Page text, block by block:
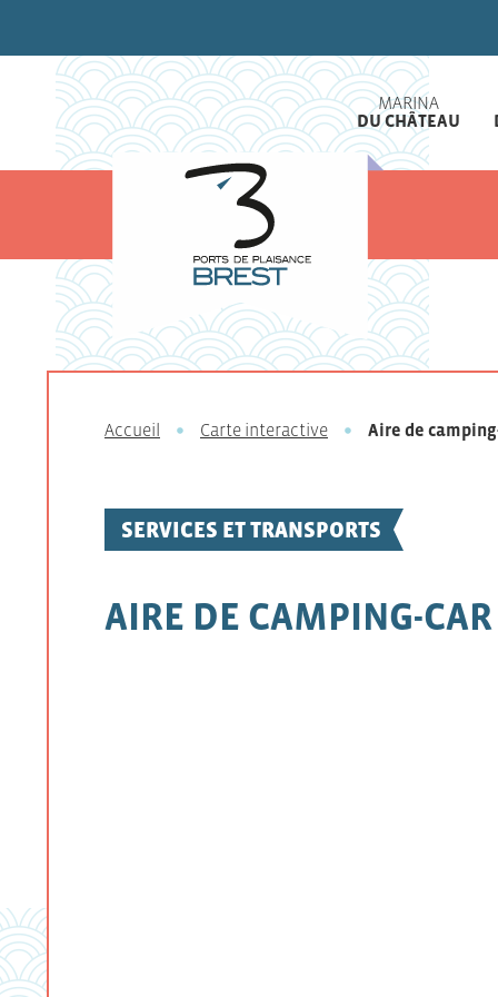
MARINA
DU CHÂTEAU
Accueil Carte interactive Aire de
SERVICES ET TRANSPORTS
AIRE DE CAMPING-CAR